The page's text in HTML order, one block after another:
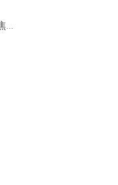
神华期货：河北地区某大型焦企计划湿焦焦价上调100元/吨